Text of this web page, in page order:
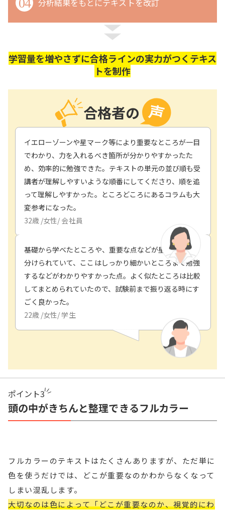
04 分析結果をもとにテキストを改訂
学習量を増やさずに合格ラインの実力がつくテキス
トを制作
合格者の
イエローゾーンや星マーク等により重要なところが一目
でわかり、力を入れるべき箇所が分かりやすかったた
め、効率的に勉強できた。テキストの単元の並び順も受
講者が理解しやすいような順番にしてくださり、順を追
って理解しやすかった。ところどころにあるコラムも大
変参考になった。
32歳 /女性/ 会社員
基礎から学べたところや、重要な点などが星の数などで
分けられていて、ここはしっかり細かいところまで勉強
するなどがわかりやすかった点。よく似たところは比較
してまとめられていたので、試験前まで振り返る時にす
ごく良かった。
22歳 /女性/学生
ポイント3
頭の中がきちんと整理できるフルカラー
フルカラーのテキストはたくさんありますが、ただ単に
色を使うだけでは、どこが重要なのかわからなくなって
しまい混乱します。
大切なのは色によって「どこが重要なのか、視覚的にわ